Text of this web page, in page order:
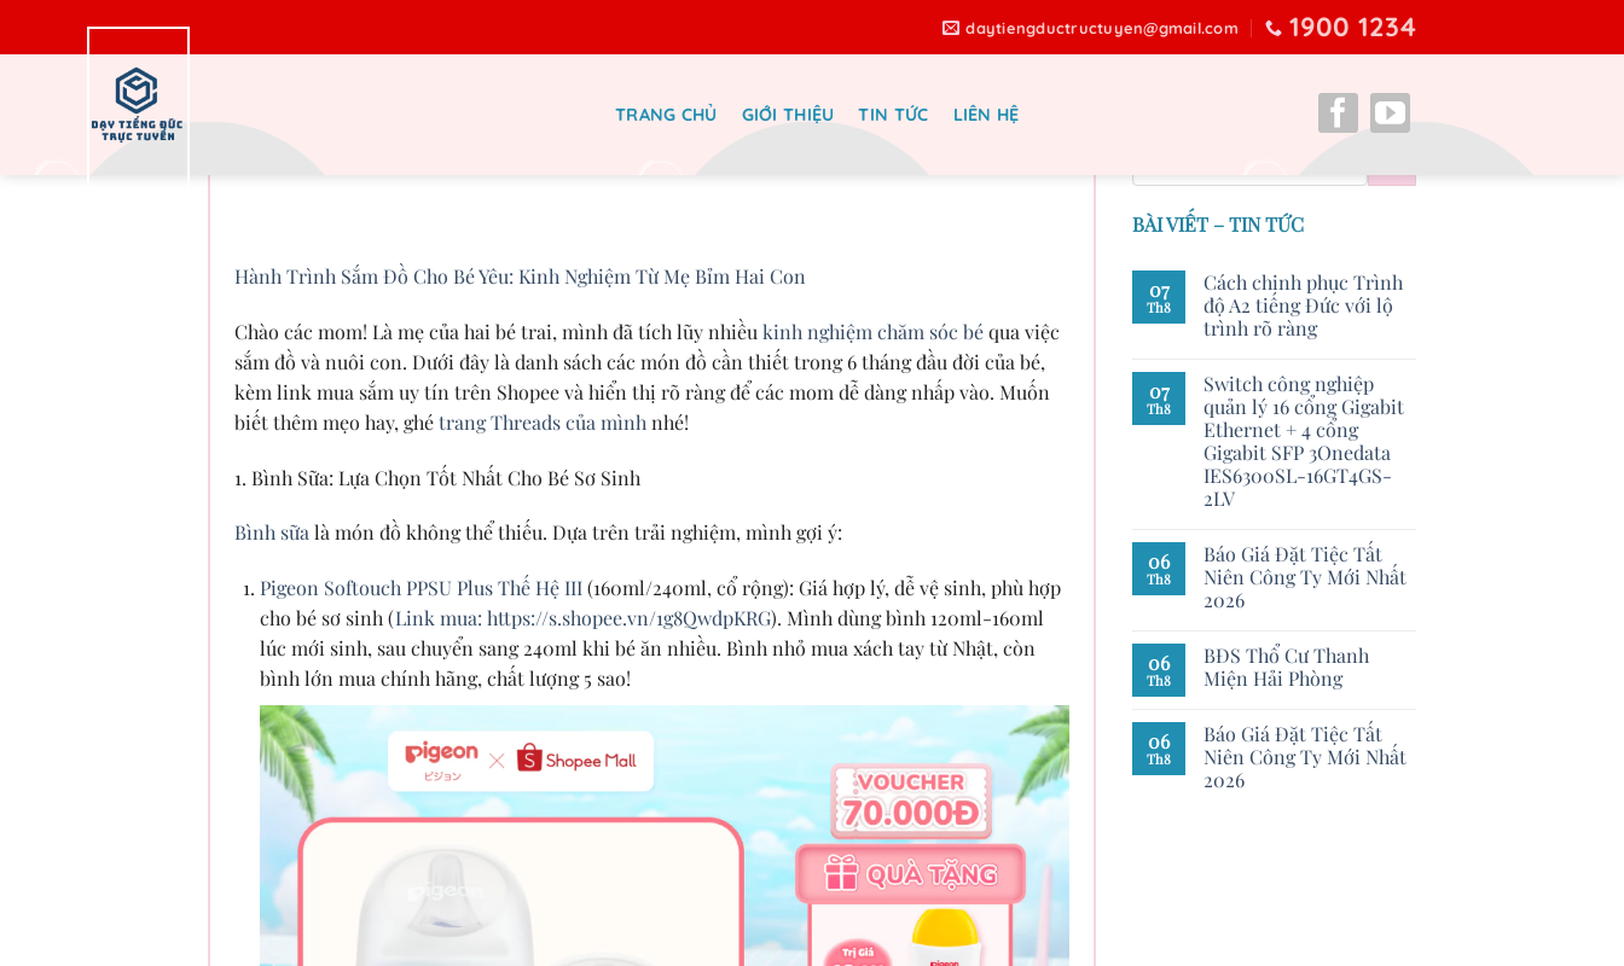
daytiengductructuyen@gmail.com 1900 1234
TRANG CHỦ GIỚI THIỆU TIN TỨC LIÊN HỆ
Hành Trình Sắm Đồ Cho Bé Yêu: Kinh Nghiệm Từ Mẹ Bỉm Hai Con
Chào các mom! Là mẹ của hai bé trai, mình đã tích lũy nhiều kinh nghiệm chăm sóc béqua việc
sắm đồ và nuôi con. Dưới đây là danh sách các món đồ cần thiết trong 6 tháng đầu đời của bé,
kèm link mua sắm uy tín trên Shopee và hiển thị rõ ràng để các mom dễ dàng nhấp vào. Muốn
biết thêm mẹo hay, ghétrang Threads của mình nhé!
1. Bình Sữa: Lựa Chọn Tốt Nhất Cho Bé Sơ Sinh
Bình sữalà món đồ không thể thiếu. Dựa trên trải nghiệm, mình gợi ý:
Pigeon Softouch PPSU Plus Thế Hệ III(160ml/240ml, cổ rộng): Giá hợp lý, dễ vệ sinh, phù hợp
cho bé sơ sinh (Link mua: https://s.shopee.vn/1g8QwdpKRG). Mình dùng bình 120ml-160ml
lúc mới sinh, sau chuyển sang 240ml khi bé ăn nhiều. Bình nhỏ mua xách tay từ Nhật, còn
bình lớn mua chính hãng, chất lượng 5 sao!
BÀI VIẾT – TIN TỨC
07
Th8
Cách chinh phục Trình
độ A2 tiếng Đức với lộ
trình rõ ràng
07
Th8
Switch công nghiệp
quản lý 16 cổng Gigabit
Ethernet + 4 cổng
Gigabit SFP 3Onedata
IES6300SL-16GT4GS-
2LV
06
Th8
Báo Giá Đặt Tiệc Tất
Niên Công Ty Mới Nhất
2026
06
Th8
BĐS Thổ Cư Thanh
Miện Hải Phòng
06
Th8
Báo Giá Đặt Tiệc Tất
Niên Công Ty Mới Nhất
2026